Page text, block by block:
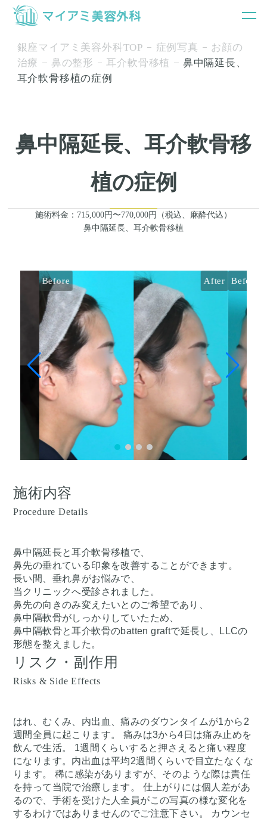
銀座マイアミ美容外科TOP 症例写真
お顔の
治療
鼻の整形 耳介軟骨移植
鼻中隔延長、
耳介軟骨移植の症例
鼻中隔延長、耳介軟骨移
植の症例
施術料金：715,000円〜770,000円（税込、麻酔代込）
鼻中隔延長、耳介軟骨移植
Before After Before
施術内容
Procedure Details
鼻中隔延長と耳介軟骨移植で、
鼻先の垂れている印象を改善することができます。
長い間、垂れ鼻がお悩みで、
当クリニックへ受診されました。
鼻先の向きのみ変えたいとのご希望であり、
鼻中隔軟骨がしっかりしていたため、
鼻中隔軟骨と耳介軟骨のbatten graftで延長し、LLCの
形態を整えました。
リスク・副作用
Risks & Side Effects
はれ、むくみ、内出血、痛みのダウンタイムが1から2
週間全員に起こります。 痛みは3から4日は痛み止めを
飲んで生活。 1週間くらいすると押さえると痛い程度
になります。内出血は平均2週間くらいで目立たなくな
ります。 稀に感染がありますが、そのような際は責任
を持って当院で治療します。 仕上がりには個人差があ
るので、手術を受けた人全員がこの写真の様な変化を
するわけではありませんのでご注意下さい。 カウンセ